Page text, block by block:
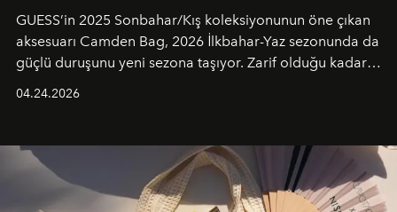
GUESS’in 2025 Sonbahar/Kış koleksiyonunun öne çıkan
aksesuarı Camden Bag, 2026 İlkbahar-Yaz sezonunda da
güçlü duruşunu yeni sezona taşıyor. Zarif olduğu kadar
04.24.2026